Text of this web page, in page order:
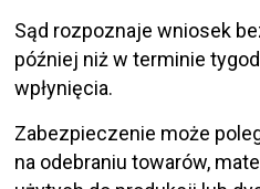
Sąd rozpoznaje wniosek
później niż w terminie
wpłynięcia.
Zabezpieczenie może
na odebraniu towarów,